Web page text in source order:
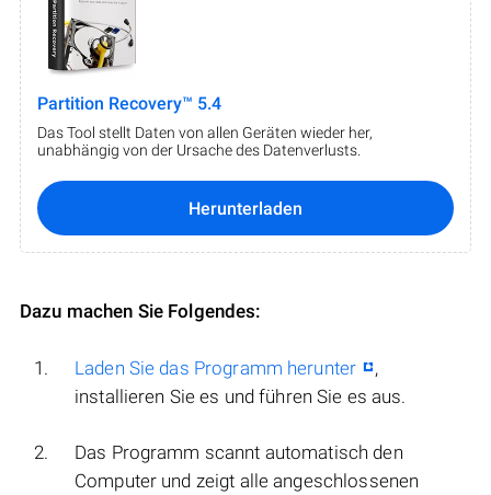
Partition Recovery™ 5.4
Das Tool stellt Daten von allen Geräten wieder her,
unabhängig von der Ursache des Datenverlusts.
Herunterladen
Dazu machen Sie Folgendes:
Laden Sie das Programm herunter
,
installieren Sie es und führen Sie es aus.
Das Programm scannt automatisch den
Computer und zeigt alle angeschlossenen